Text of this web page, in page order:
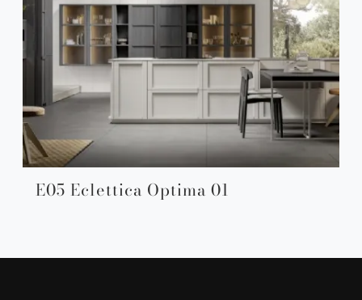
E05 Eclettica Optima 01